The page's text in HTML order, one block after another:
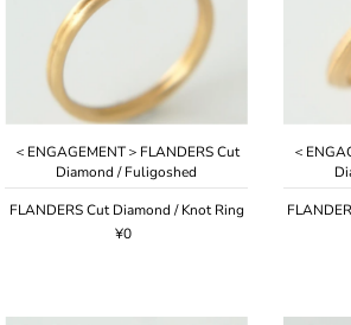
＜ENGAGEMENT＞FLANDERS Cut
Diamond / Fuligoshed
FLANDERS Cut Diamond / Knot Ring
¥0
＜